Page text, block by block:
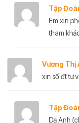
Tập
Em xin
tham
Vương Thị
xin số đt tư
Tập
Dạ Anh